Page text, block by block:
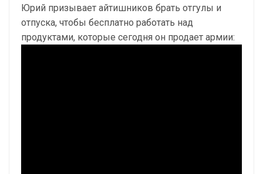
Юрий призывает айтишников брать отгулы и
отпуска, чтобы бесплатно работать над
продуктами, которые сегодня он продает армии: